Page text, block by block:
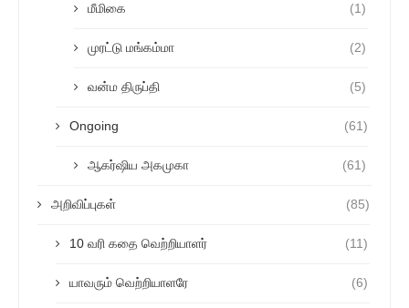
மீமிகை (1)
முரட்டு மங்கம்மா (2)
வன்ம திருப்தி (5)
Ongoing (61)
ஆகர்ஷிய அகமுகா (61)
அறிவிப்புகள் (85)
10 வரி கதை வெற்றியாளர் (11)
யாவரும் வெற்றியாளரே (6)